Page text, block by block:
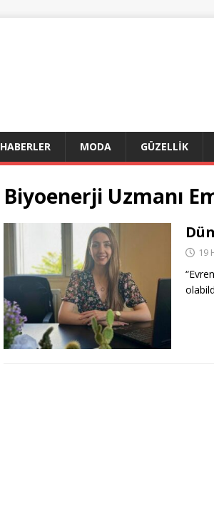
HABERLER MODA GÜZELLİK
Biyoenerji Uzmanı
19